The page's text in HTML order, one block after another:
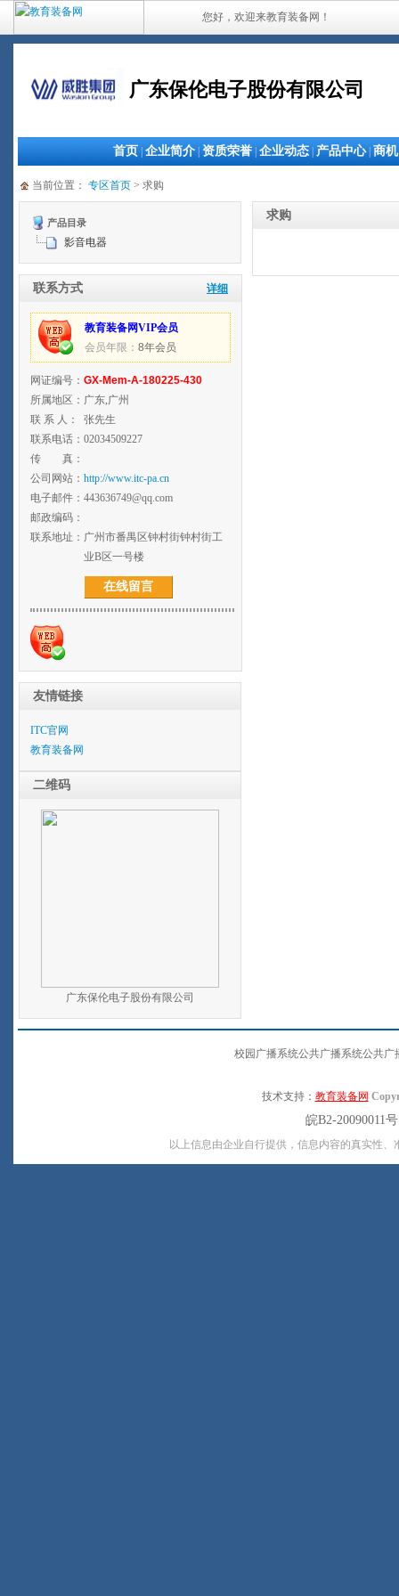
您好，欢迎来教育装备网！
广东保伦电子股份有限公司
首页 企业简介 资质荣誉 企业动态 产品中心| 商机
当前位置： 专区首页 > 求购
产品目录
影音电器
联系方式 详细
教育装备网VIP会员
会员年限： 8年会员
网证编号： GX-Mem-A-180225-430
所属地区： 广东,广州
联 系 人：
张先生
联系电话： 02034509227
传 真：
公司网站： http://www.itc-pa.cn
电子邮件： 443636749@qq.com
邮政编码：
联系地址： 广州市番禺区钟村街钟村街工
业B区一号楼
在线留言
友情链接
ITC官网
教育装备网
二维码
广东保伦电子股份有限公司
求购
校园广播系统公共广播系统公共
技术支持： 教育装备网
皖B2-20090011
以上信息由企业自行提供，信息内容的真实性